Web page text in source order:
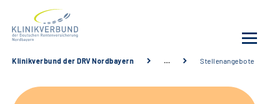
Klinikverbund der DRV Nordbayern … Stellenangebote